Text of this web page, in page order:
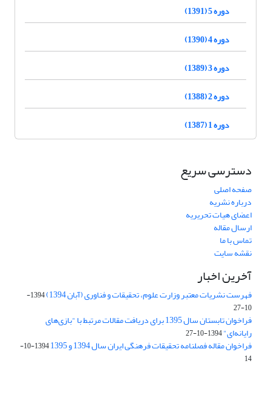
دوره 5 (1391)
دوره 4 (1390)
دوره 3 (1389)
دوره 2 (1388)
دوره 1 (1387)
دسترسی سریع
صفحه اصلی
درباره نشریه
اعضای هیات تحریریه
ارسال مقاله
تماس با ما
نقشه سایت
آخرین اخبار
فهرست نشریات معتبر وزارت علوم، تحقیقات و فناوری (آبان 1394)
1394-
10-27
فراخوان تابستان سال 1395 برای دریافت مقالات مرتبط با "بازی‌های
رایانه‌ای"1394-10-27
فراخوان مقاله فصلنامه تحقیقات فرهنگی ایران سال 1394 و 1395
1394-10-
14